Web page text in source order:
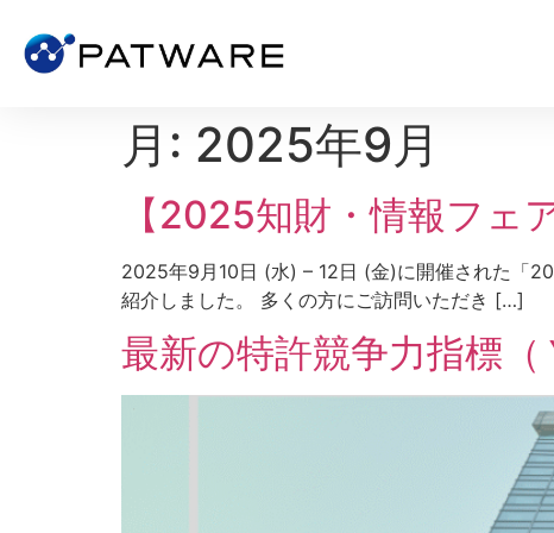
月: 2025年9月
【2025知財・情報フェ
2025年9月10日 (水) – 12日 (金)に開催された「
紹介しました。 多くの方にご訪問いただき […]
最新の特許競争力指標